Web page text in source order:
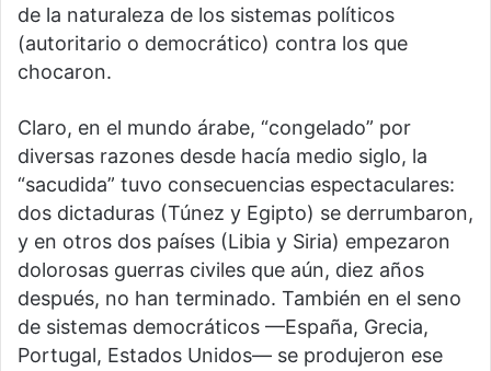
de la naturaleza de los sistemas políticos
(autoritario o democrático) contra los que
chocaron.
Claro, en el mundo árabe, “congelado” por
diversas razones desde hacía medio siglo, la
“sacudida” tuvo consecuencias espectaculares:
dos dictaduras (Túnez y Egipto) se derrumbaron,
y en otros dos países (Libia y Siria) empezaron
dolorosas guerras civiles que aún, diez años
después, no han terminado. También en el seno
de sistemas democráticos —España, Grecia,
Portugal, Estados Unidos— se produjeron ese